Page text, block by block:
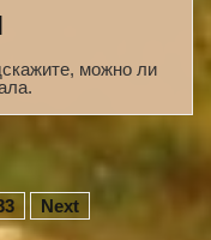
можно ли
Next